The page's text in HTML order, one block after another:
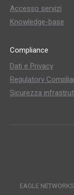
Accesso servizi
Knowledge-base
Compliance
Dati e Privacy
Regulatory
Sicurezza
EAGLE